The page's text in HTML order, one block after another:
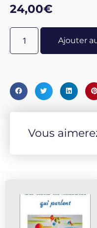
Contemplation, à la
chaque jour de leur
l’accompagne propose
encourageant les
Intégrité et Force sur le
temps de conscience
24,00€
Ajouter
Vous